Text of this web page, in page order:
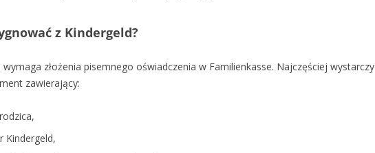
z Kindergeld?
wymaga złożenia pisemnego oświadczenia w Familienkasse. Najczęściej wystarczy
zawierający:
Kindergeld,